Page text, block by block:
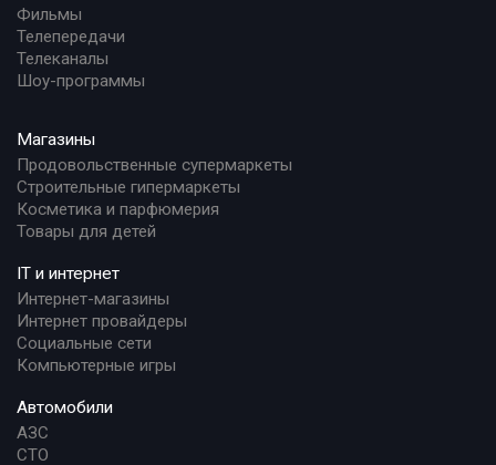
Фильмы
Телепередачи
Телеканалы
Шоу-программы
Магазины
Продовольственные супермаркеты
Строительные гипермаркеты
Косметика и парфюмерия
Товары для детей
IT и интернет
Интернет-магазины
Интернет провайдеры
Социальные сети
Компьютерные игры
Автомобили
АЗС
СТО